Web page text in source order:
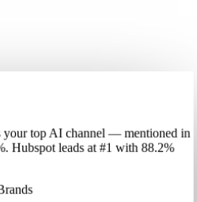
top AI channel — mentioned in
. Hubspotleads at #1 with 88.2%